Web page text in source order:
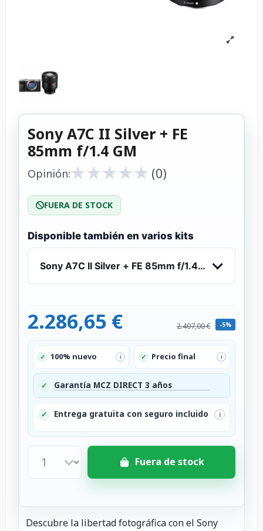
Sony A7C II Silver + FE
85mm f/1.4 GM
Opinión:★
★★
★★
★★
★★
★ (0)
FUERA DE STOCK
Disponible también en varios kits
Sony A7C II Silver + FE 85mm f/1.4 GM
2.286,65 € 2.407,00 € -5%
✓ 100% nuevo i ✓ Precio final i
✓ Garantía MCZ DIRECT 3 años
✓ Entrega gratuita con seguro incluido i
Fuera de stock
Descubre la libertad fotográfica con el Sony